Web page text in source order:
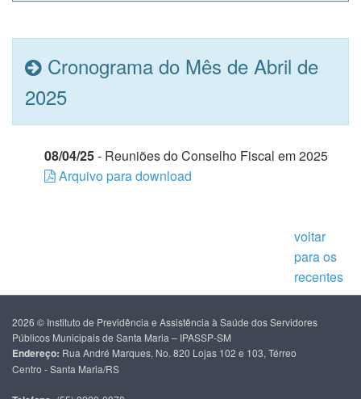
Cronograma do Mês de Abril de
2025
08/04/25- Reuniões do Conselho Fiscal em 2025
Arquivo para download
voltar
para os
recentes
2026 © Instituto de Previdência e Assistência à Saúde dos Servidores
Públicos Municipais de Santa Maria – IPASSP-SM
Endereço: Rua André Marques, No. 820 Lojas 102 e 103, Térreo
Centro - Santa Maria/RS